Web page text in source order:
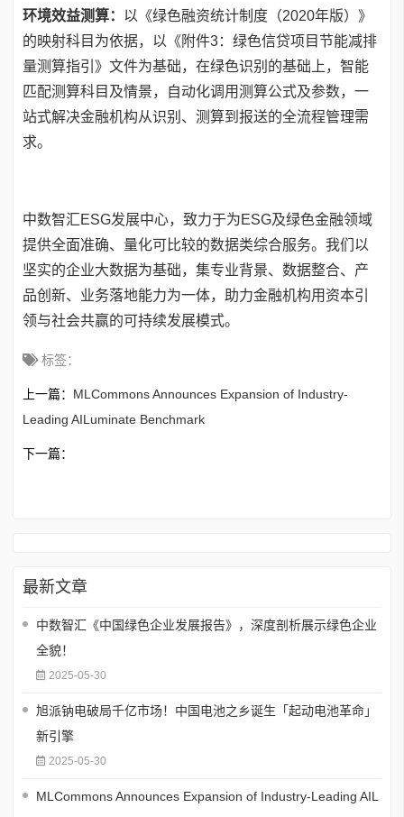
环境效益测算： 以《绿色融资统计制度（2020年版）》
的映射科目为依据，以《附件3：绿色信贷项目节能减排
量测算指引》文件为基础，在绿色识别的基础上，智能
匹配测算科目及情景，自动化调用测算公式及参数，一
站式解决金融机构从识别、测算到报送的全流程管理需
求。
中数智汇ESG发展中心，致力于为ESG及绿色金融领域
提供全面准确、量化可比较的数据类综合服务。我们以
坚实的企业大数据为基础，集专业背景、数据整合、产
品创新、业务落地能力为一体，助力金融机构用资本引
领与社会共赢的可持续发展模式。
标签：
上一篇： MLCommons Announces Expansion of Industry-
Leading AILuminate Benchmark
下一篇：
最新文章
中数智汇《中国绿色企业发展报告》，深度剖析展示绿色企业
全貌！
2025-05-30
旭派钠电破局千亿市场！中国电池之乡诞生「起动电池革命」
新引擎
2025-05-30
MLCommons Announces Expansion of Industry-Leading AIL